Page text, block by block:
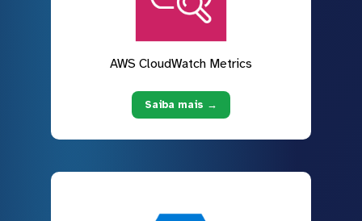
AWS CloudWatch Metrics
Saiba mais →